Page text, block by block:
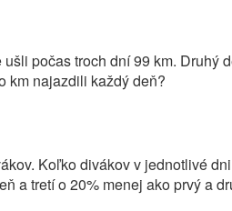
počas troch dní 99 km. Druhý
km najazdili každý deň?
Koľko divákov v jednotlivé
a tretí o 20% menej ako prvý a